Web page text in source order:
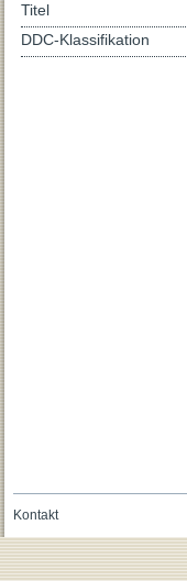
Titel
DDC-Klassifikation
Kontakt